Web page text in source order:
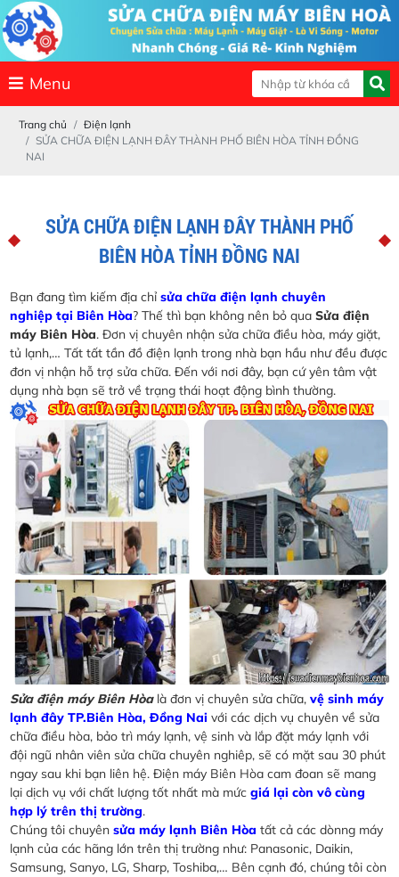
Menu
Trang chủ
Điện lạnh
SỬA CHỮA ĐIỆN LẠNH ĐÂY THÀNH PHỐ BIÊN HÒA TỈNH ĐỒNG
NAI
SỬA CHỮA ĐIỆN LẠNH ĐÂY THÀNH PHỐ
BIÊN HÒA TỈNH ĐỒNG NAI
Bạn đang tìm kiếm địa chỉsửa chữa điện lạnh chuyên
nghiệp tại Biên Hòa? Thế thì bạn không nên bỏ quaSửa điện
máy Biên Hòa. Đơn vị chuyên nhận sửa chữa điều hòa, máy giặt,
tủ lạnh,… Tất tất tần đồ điện lạnh trong nhà bạn hầu như đều được
đơn vị nhận hỗ trợ sửa chữa. Đến với nơi đây, bạn cứ yên tâm vật
dụng nhà bạn sẽ trở về trạng thái hoạt động bình thường.
Sửa điện máy Biên Hòa là đơn vị chuyên sửa chữa, vệ sinh máy
lạnh đây TP.Biên Hòa, Đồng Nai với các dịch vụ chuyên về sửa
chữa điều hòa, bảo trì máy lạnh, vệ sinh và lắp đặt máy lạnh với
đội ngũ nhân viên sửa chữa chuyên nghiêp, sẽ có mặt sau 30 phút
ngay sau khi bạn liên hệ. Điện máy Biên Hòa cam đoan sẽ mang
lại dịch vụ với chất lượng tốt nhất mà mứcgiá lại còn vô cùng
hợp lý trên thị trường.
Chúng tôi chuyênsửa máy lạnh Biên Hòa tất cả các dònng máy
lạnh của các hãng lớn trên thị trường như: Panasonic, Daikin,
Samsung, Sanyo, LG, Sharp, Toshiba,… Bên cạnh đó, chúng tôi còn